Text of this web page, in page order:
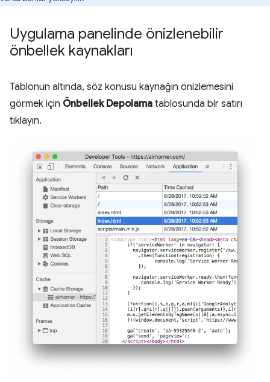
Uygulama panelinde önizlenebilir
önbellek kaynakları
Tablonun altında, söz konusu kaynağın önizlemesini
görmek için Önbellek Depolama tablosunda bir satırı
tıklayın.